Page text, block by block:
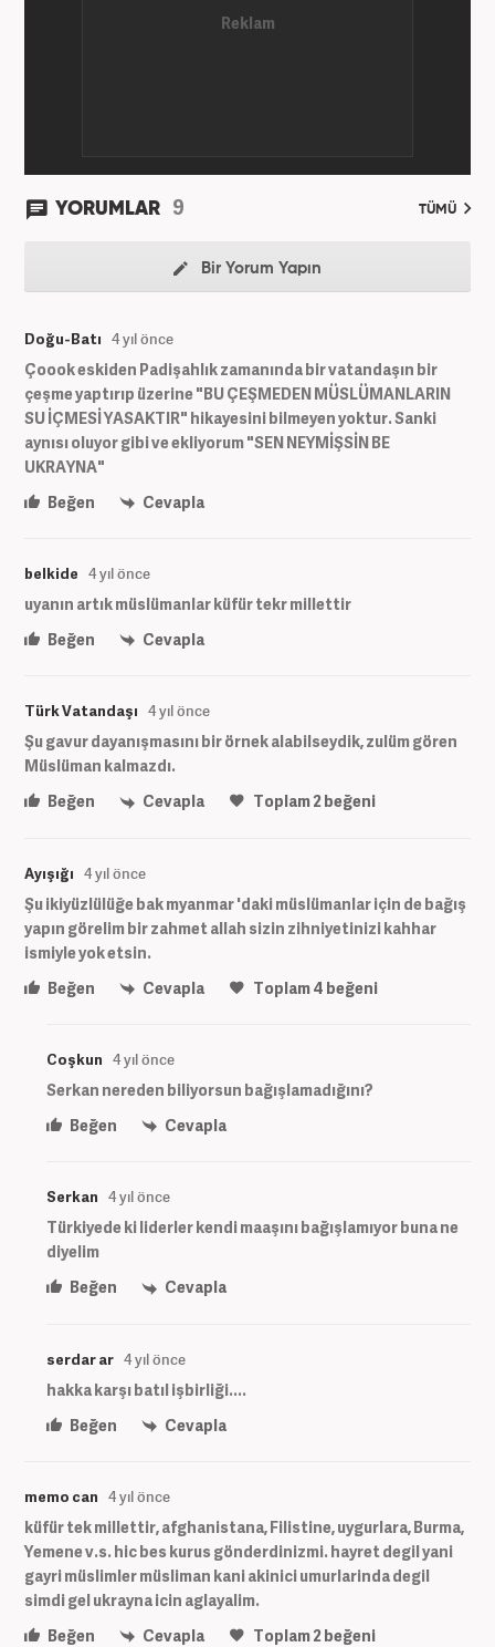
YORUMLAR 9 TÜMÜ
Bir Yorum Yapın
Doğu-Batı 4 yıl önce
Çoook eskiden Padişahlık zamanında bir vatandaşın bir
çeşme yaptırıp üzerine "BU ÇEŞMEDEN MÜSLÜMANLARIN
SU İÇMESİ YASAKTIR" hikayesini bilmeyen yoktur. Sanki
aynısı oluyor gibi ve ekliyorum "SEN NEYMİŞSİN BE
UKRAYNA"
Beğen
Cevapla
belkide 4 yıl önce
uyanın artık müslümanlar küfür tekr millettir
Beğen
Cevapla
Türk Vatandaşı 4 yıl önce
Şu gavur dayanışmasını bir örnek alabilseydik, zulüm gören
Müslüman kalmazdı.
Beğen
Cevapla Toplam2beğeni
Ayışığı 4 yıl önce
Şu ikiyüzlülüğe bak myanmar 'daki müslümanlar için de bağış
yapın görelim bir zahmet allah sizin zihniyetinizi kahhar
ismiyle yok etsin.
Beğen
Cevapla Toplam4 beğeni
Coşkun 4 yıl önce
Serkan nereden biliyorsun bağışlamadığını?
Beğen
Cevapla
Serkan 4 yıl önce
Türkiyede ki liderler kendi maaşını bağışlamıyor buna ne
diyelim
Beğen
Cevapla
serdar ar 4 yıl önce
hakka karşı batıl işbirliği....
Beğen
Cevapla
memo can 4 yıl önce
küfür tek millettir, afghanistana, Filistine, uygurlara, Burma,
Yemene v.s. hic bes kurus gönderdinizmi. hayret degil yani
gayri müslimler müsliman kani akinici umurlarinda degil
simdi gel ukrayna icin aglayalim.
Beğen
Cevapla Toplam2beğeni